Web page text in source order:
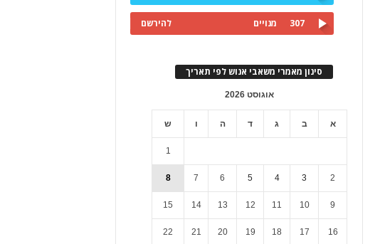
307 מנויים להירשם
סינון מאמרי משאבי אנוש לפי תאריך
אוגוסט 2026
א ב ג ד ה ו ש
1
2
3
4
5
6
7
8
9
10
11
12
13
14
15
16
17
18
19
20
21
22